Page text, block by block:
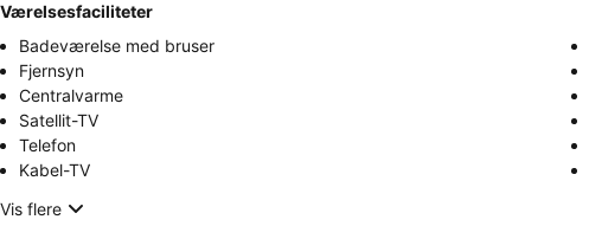
Værelsesfaciliteter
Badeværelse med bruser
Fjernsyn
Centralvarme
Satellit-TV
Telefon
Kabel-TV
Vis flere